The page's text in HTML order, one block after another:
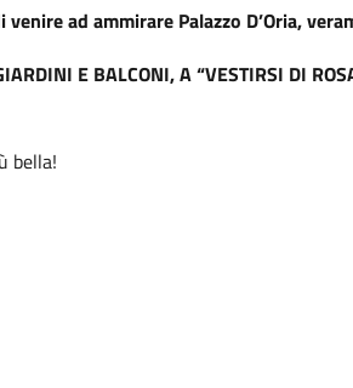
ad ammirare Palazzo D’Oria,
E BALCONI, A “VESTIRSI DI
bella!